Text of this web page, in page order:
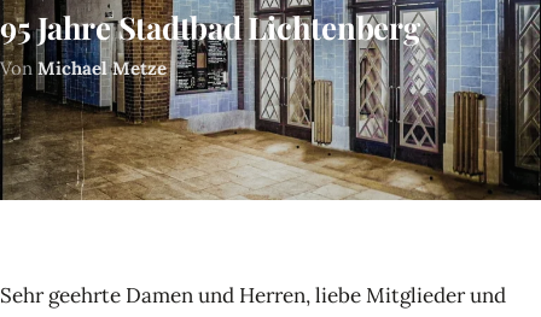
95 Jahre Stadtbad Lichtenberg
Von Michael Metze
Sehr geehrte Damen und Herren, liebe Mitglieder und